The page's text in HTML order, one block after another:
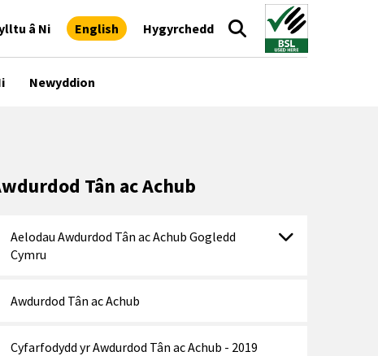
â Ni English Hygyrchedd
Newyddion
Tân ac Achub
Aelodau Awdurdod Tân ac Achub Gogledd
Cymru
Awdurdod Tân ac Achub
Cyfarfodydd yr Awdurdod Tân ac Achub - 2019